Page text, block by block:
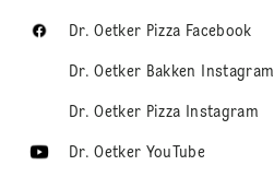
Dr. Oetker Pizza Facebook
Dr. Oetker Bakken Instagram
Dr. Oetker Pizza Instagram
Dr. Oetker YouTube